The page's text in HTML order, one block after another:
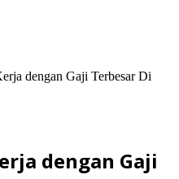
dengan Gaji Terbesar Di
dengan Gaji